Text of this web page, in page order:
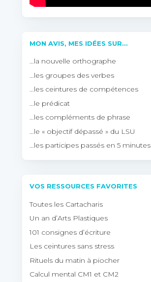
MON AVIS, MES IDÉES SUR…
…la nouvelle orthographe
…les groupes des verbes
…les ceintures de compétences
…le prédicat
…les compléments de phrase
…le « objectif dépassé » du LSU
…les participes passés en 5 minutes
VOS RESSOURCES FAVORITES
Toutes les Cartacharis
Un an d’Arts Plastiques
101 consignes d’écriture
Les ceintures sans stress
Rituels du matin à piocher
Calcul mental CM1 et CM2